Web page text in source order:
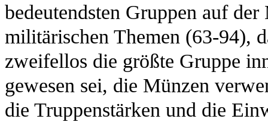
bedeutendsten Gruppen auf
militärischen Themen (63-94),
zweifellos die größte Gruppe
gewesen sei, die Münzen
die Truppenstärken und die